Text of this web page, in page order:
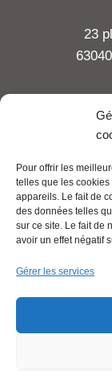
Pour offrir les
telles que les
appareils. Le fait de
des données telles
sur ce site. Le fait de
avoir un effet négatif
Gérer les services
23